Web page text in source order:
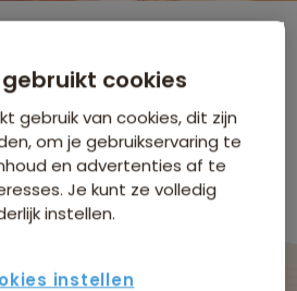
- Gujarat Pop-up
in Groepsrondreizen
cookies
gebruik van cookies, dit zijn
om je gebruikservaring te
en advertenties af te
Je kunt ze volledig
instellen.
instellen